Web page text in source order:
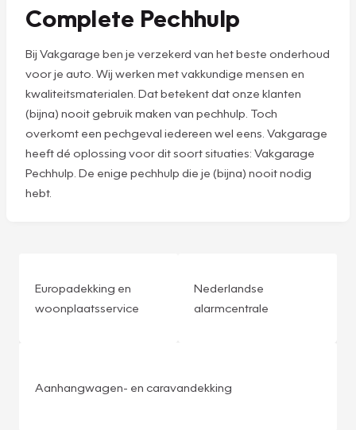
Complete Pechhulp
Bij Vakgarage ben je verzekerd van het beste onderhoud
voor je auto. Wij werken met vakkundige mensen en
kwaliteitsmaterialen. Dat betekent dat onze klanten
(bijna) nooit gebruik maken van pechhulp. Toch
overkomt een pechgeval iedereen wel eens. Vakgarage
heeft dé oplossing voor dit soort situaties: Vakgarage
Pechhulp. De enige pechhulp die je (bijna) nooit nodig
hebt.
Europadekking en
woonplaatsservice
Nederlandse
alarmcentrale
Aanhangwagen- en caravandekking